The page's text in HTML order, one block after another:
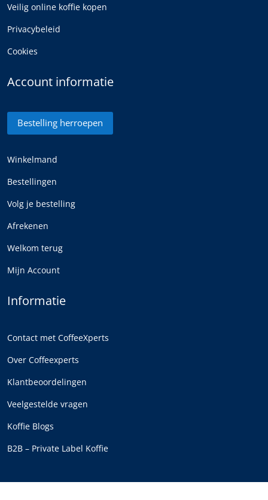
Veilig online koffie kopen
Privacybeleid
Cookies
Account informatie
Bestelling herroepen
Winkelmand
Bestellingen
Volg je bestelling
Afrekenen
Welkom terug
Mijn Account
Informatie
Contact met CoffeeXperts
Over Coffeexperts
Klantbeoordelingen
Veelgestelde vragen
Koffie Blogs
B2B – Private Label Koffie